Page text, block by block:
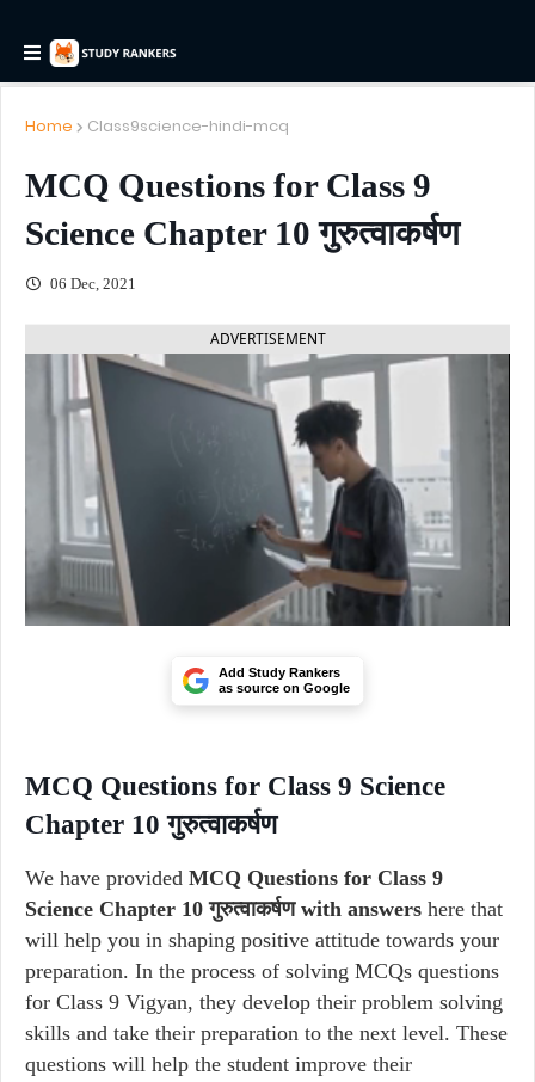
Home Class9science-hindi-mcq
MCQ Questions for Class 9
Science Chapter 10 गुरुत्वाकर्षण
06 Dec, 2021
ADVERTISEMENT
Add Study Rankers
as source on Google
MCQ Questions for Class 9 Science
Chapter 10 गुरुत्वाकर्षण
We have provided MCQ Questions for Class 9
Science Chapter 10 गुरुत्वाकर्षण with answers here that
will help you in shaping positive attitude towards your
preparation. In the process of solving MCQs questions
for Class 9 Vigyan, they develop their problem solving
skills and take their preparation to the next level. These
questions will help the student improve their